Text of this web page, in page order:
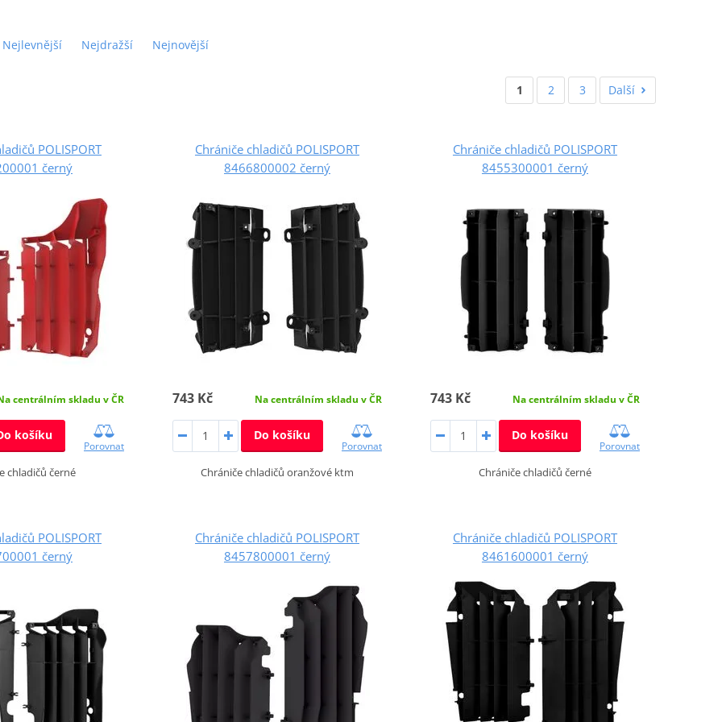
Nejlevnější Nejdražší Nejnovější
1 2 3 Další
POLISPORT
černý
centrálním skladu v ČR
košíku
Porovnat
chladičů černé
Chrániče chladičů POLISPORT
8466800002 černý
743 Kč Na centrálním skladu v ČR
Do košíku
Porovnat
Chrániče chladičů oranžové ktm
Chrániče chladičů POLISPORT
8455300001 černý
743 Kč Na centrálním skladu v ČR
Do košíku
Porovnat
Chrániče chladičů černé
POLISPORT
černý
Chrániče chladičů POLISPORT
8457800001 černý
Chrániče chladičů POLISPORT
8461600001 černý